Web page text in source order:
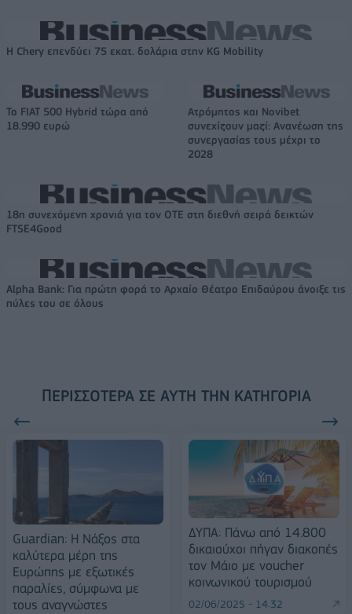
Η Chery επενδύει 75 εκατ. δολάρια στην KG Mobility
Το FIAT 500 Hybrid τώρα από
18.990 ευρώ
Ατρόμητος και Novibet
συνεχίζουν μαζί: Ανανέωση της
συνεργασίας τους μέχρι το
2028
18η συνεχόμενη χρονιά για τον ΟΤΕ στη διεθνή σειρά δεικτών
FTSE4Good
Alpha Bank: Για πρώτη φορά το Αρχαίο Θέατρο Επιδαύρου άνοιξε τις
πύλες του σε όλους
ΠΕΡΙΣΣΌΤΕΡΑ ΣΕ ΑΥΤΉ ΤΗΝ ΚΑΤΗΓΟΡΊΑ
Guardian: H Νάξος στα
καλύτερα μέρη της
Ευρώπης με εξωτικές
παραλίες, σύμφωνα με
τους αναγνώστες​​​​​​
ΔΥΠΑ: Πάνω από 14.800
δικαιούχοι πήγαν διακοπές
τον Μάιο με voucher
κοινωνικού τουρισμού
02/06/2025 - 14:32